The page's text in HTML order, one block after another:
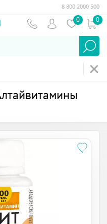
8 800 2000 500
0 0